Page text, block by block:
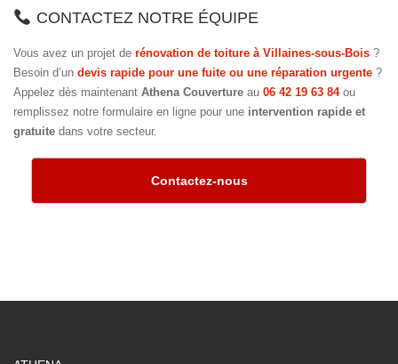
CONTACTEZ NOTRE ÉQUIPE
Vous avez un projet de rénovation de toiture à Villaines-sous-Bois ?
Besoin d’un devis rapide pour une fuite ou une réparation urgente ?
Appelez dès maintenant Athena Couverture au 06 42 19 63 84ou
remplissez notre formulaire en ligne pour une intervention rapide et
gratuite dans votre secteur.
Contactez-nous